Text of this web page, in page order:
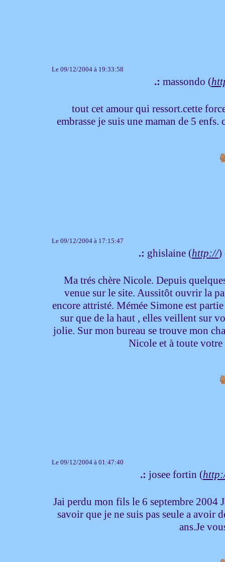
Le 09/12/2004 à 19:33:58
.: massondo (
tout cet amour qui ressort.cette
embrasse je suis une maman de 5
Le 09/12/2004 à 17:15:47
.: ghislaine (http://)
Ma trés chère Nicole. Depuis
venue sur le site. Aussitôt ouvrir la
encore attristé. Mémée Simone est
sur que de la haut , elles veillent sur
jolie. Sur mon bureau se trouve mon
Nicole et à toute
Le 09/12/2004 à 01:47:40
.: josee fortin (
Jai perdu mon fils le 6 septembre 2004
savoir que je ne suis pas seule a avoir
ans.Je